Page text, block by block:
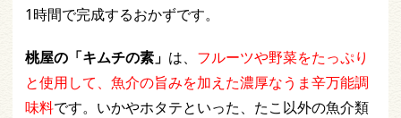
1時間で完成するおかずです。
桃屋の「キムチの素」 は、 フルーツや野菜をたっぷり
と使用して、魚介の旨みを加えた濃厚なうま辛万能調
味料です。いかやホタテといった、たこ以外の魚介類